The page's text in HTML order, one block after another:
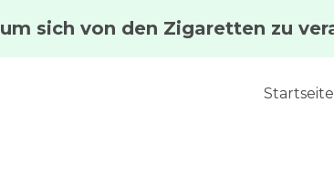
Startseite